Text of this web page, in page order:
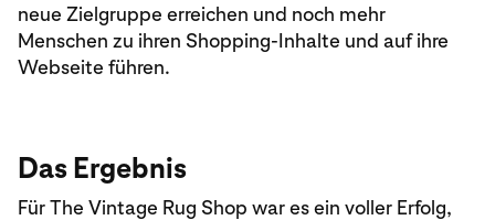
neue Zielgruppe erreichen und noch mehr
Menschen zu ihren Shopping-Inhalte und auf ihre
Webseite führen.
Das Ergebnis
Für The Vintage Rug Shop war es ein voller Erfolg,